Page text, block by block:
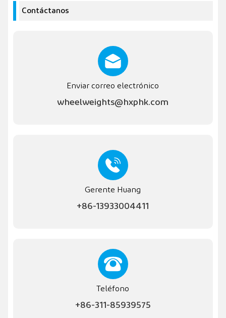
Contáctanos
Enviar correo electrónico
wheelweights@hxphk.com
Gerente Huang
+86-13933004411
Teléfono
+86-311-85939575